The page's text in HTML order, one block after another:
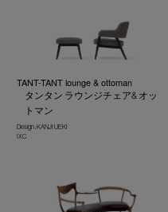
TANT-TANT lounge & ottoman
タンタン ラウンジチェア& オッ
トマン
Design : KANJI UEKI
IXC